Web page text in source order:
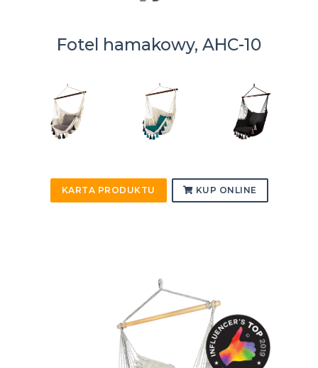
Fotel hamakowy, AHC-10
KARTA PRODUKTU KUP ONLINE